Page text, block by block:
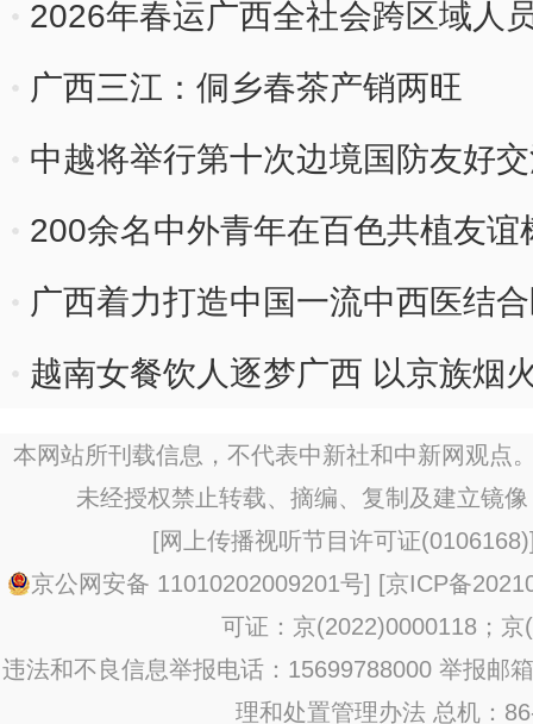
2026年春运广西全社会跨区域人
广西三江：侗乡春茶产销两旺
中越将举行第十次边境国防友好
200余名中外青年在百色共植友谊
广西着力打造中国一流中西医结
越南女餐饮人逐梦广西 以京族烟
本网站所刊载信息，不代表中新社和中新网观点
未经授权禁止转载、摘编、复制及建立镜
[网上传播视听节目许可证(0106168)
京公网安备 11010202009201号] [京ICP备
可证：京(2022)0000118；京
违法和不良信息举报电话：15699788000 举报邮
理和处置管理办法 总机：